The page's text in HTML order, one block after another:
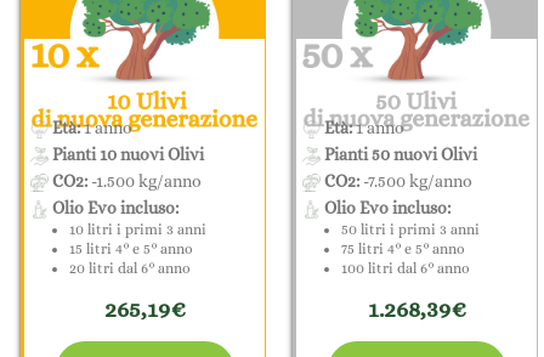
Età:1 anno
Pianti 10 nuovi Olivi
CO2: -1.500 kg/anno
Olio Evo incluso:
10 litri i primi 3 anni
15 litri 4° e 5° anno
20 litri dal 6° anno
265,19€
Età:1 anno
Pianti 50 nuovi Olivi
CO2: -7.500 kg/anno
Olio Evo incluso:
50 litri i primi 3 anni
75 litri 4° e 5° anno
100 litri dal 6° anno
1.268,39€